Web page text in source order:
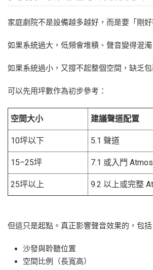
家庭劇院不是設備越多越好，而是要「剛好
如果系統過大，低頻會堆積、聲音變得混濁
如果系統過小，又撐不起整個空間，缺乏包
可以先用坪數作為初步參考：
空間大小 建議聲道配置
10坪以下 5.1 聲道
15–25坪 7.1 或入門 Atmos
25坪以上 9.2 以上或完整
但這只是起點。真正影響聲音效果的，包括
沙發與聆聽位置
空間比例（長寬高）